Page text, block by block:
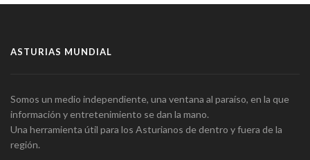
ASTURIAS MUNDIAL
Somos un medio independiente, una ventana al paraíso, en la que
información y entretenimiento se dan la mano.
Una herramienta útil para los Asturianos de dentro y fuera de la
región.